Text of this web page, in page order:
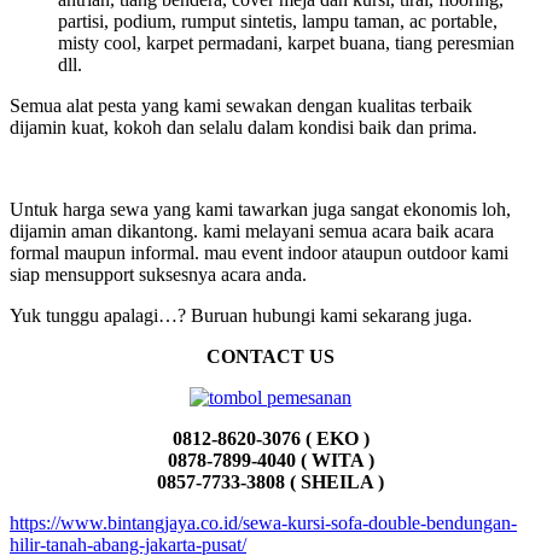
partisi, podium, rumput sintetis, lampu taman, ac portable,
misty cool, karpet permadani, karpet buana, tiang peresmian
dll.
Semua alat pesta yang kami sewakan dengan kualitas terbaik
dijamin kuat, kokoh dan selalu dalam kondisi baik dan prima.
Untuk harga sewa yang kami tawarkan juga sangat ekonomis loh,
dijamin aman dikantong. kami melayani semua acara baik acara
formal maupun informal. mau event indoor ataupun outdoor kami
siap mensupport suksesnya acara anda.
Yuk tunggu apalagi…? Buruan hubungi kami sekarang juga.
CONTACT US
0812-8620-3076 ( EKO )
0878-7899-4040 ( WITA )
0857-7733-3808 ( SHEILA )
https://www.bintangjaya.co.id/sewa-kursi-sofa-double-bendungan-
hilir-tanah-abang-jakarta-pusat/